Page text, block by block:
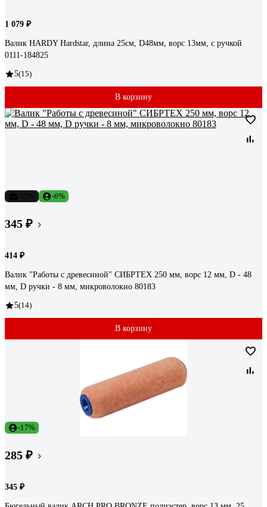
1 079 ₽
Валик HARDY Hardstar, длина 25см, D48мм, ворс 13мм, с ручкой
0111-184825
5(15)
В корзину
-6%
345 ₽
414 ₽
Валик "Работы с древесиной" СИБРТЕХ 250 мм, ворс 12 мм, D - 48
мм, D ручки - 8 мм, микроволокно 80183
5(14)
В корзину
-17%
285 ₽
345 ₽